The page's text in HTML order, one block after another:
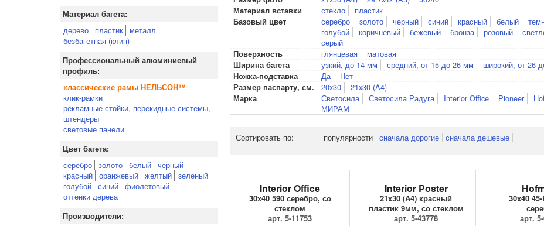
Материал багета:
дерево пластик
металл
безбагетная (клип)
Профессиональный алюминиевый
профиль:
классические рамы НЕЛЬСОН™
клик-рамки
рекламные стойки, перекидные системы,
штендеры
световые панели
Цвет багета:
серебро золото белый черный
красный оранжевый желтый зеленый
голубой синий фиолетовый
оттенки дерева
Производители:
Материал вставки стекло пластик
Базовый цвет серебро золото черный синий красный белый
голубой
коричневый бежевый бронза розовый
серый
Поверхность глянцевая матовая
Ширина багета узкий, до 14 мм средний, от 15 до 26 мм широкий, от 26
Ножка-подставка Да Нет
Размер паспарту, см. 20x30 21x30 (A4)
Марка Светосила Светосила Радуга Interior Office Pioneer
МИРАМ
Сортировать по: популярности сначала дорогие сначала дешевые
Interior Office
30x40 590 серебро, со
стеклом
арт. 5-11753
Interior Poster
21x30 (A4) красный
пластик 9мм, со стеклом
арт. 5-43778
30x40
арт.